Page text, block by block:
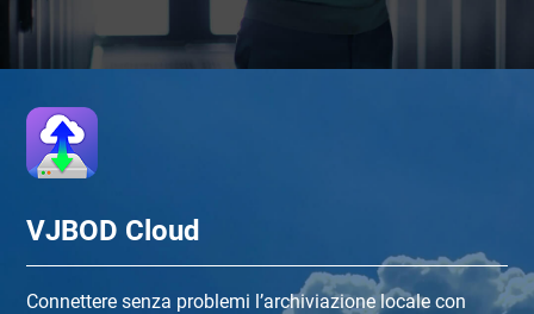
VJBOD Cloud
Connettere senza problemi l’archiviazione locale con